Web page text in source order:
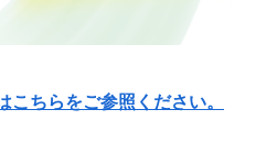
こちらをご参照ください。